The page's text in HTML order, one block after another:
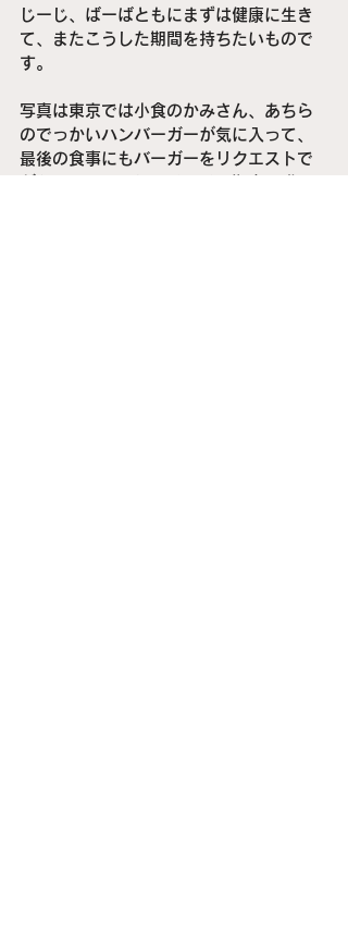
じーじ、ばーばともにまずは健康に生き
て、またこうした期間を持ちたいもので
す。
写真は東京では小食のかみさん、あちら
のでっかいハンバーガーが気に入って、
最後の食事にもバーガーをリクエストで